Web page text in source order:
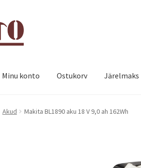
Minu konto Ostukorv Järelmaks
Akud Makita BL1890 aku 18 V 9,0 ah 162Wh